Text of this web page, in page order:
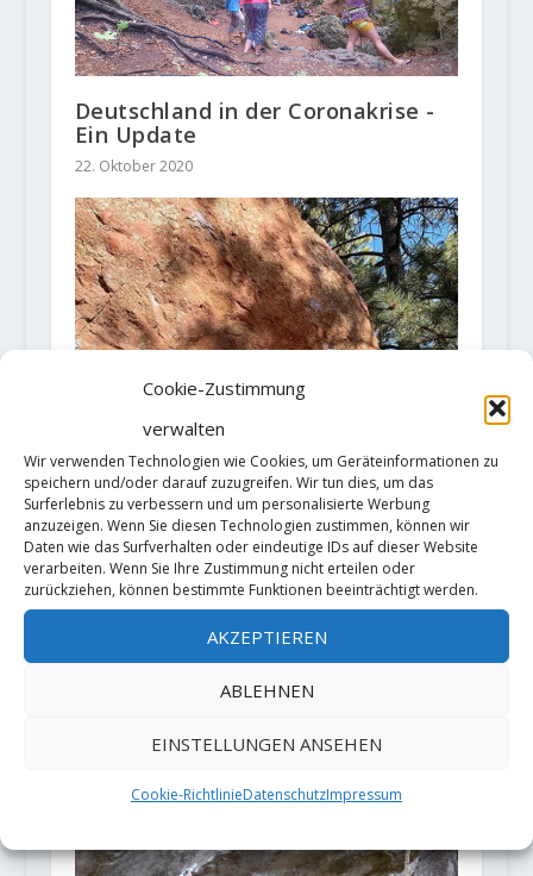
Cookie-Zustimmung
verwalten
Wir verwenden Technologien wie Cookies, um Geräteinformationen zu
speichern und/oder darauf zuzugreifen. Wir tun dies, um das
Surferlebnis zu verbessern und um personalisierte Werbung
anzuzeigen. Wenn Sie diesen Technologien zustimmen, können wir
Daten wie das Surfverhalten oder eindeutige IDs auf dieser Website
verarbeiten. Wenn Sie Ihre Zustimmung nicht erteilen oder
zurückziehen, können bestimmte Funktionen beeinträchtigt werden.
AKZEPTIEREN
ABLEHNEN
EINSTELLUNGEN ANSEHEN
Cookie-RichtlinieDatenschutzImpressum
Deutschland in der Coronakrise -
Ein Update
22. Oktober 2020
Video: Alex Puccio in